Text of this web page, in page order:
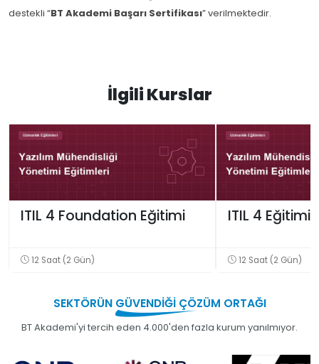
destekli “BT Akademi Başarı Sertifikası” verilmektedir.
İlgili Kurslar
ITIL 4 Foundation Eğitimi
12 Saat (2 Gün)
ITIL 4 Eğitimi
12 Saat (2 Gün)
SEKTÖRÜN GÜVENDİĞİÇÖZÜM ORTAĞI
BT Akademi'yi tercih eden 4.000'den fazla kurum yanılmıyor.